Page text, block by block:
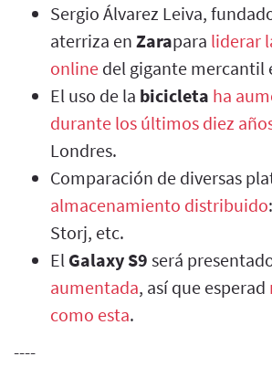
Sergio Álvarez Leiva,
aterriza en Zarapara liderar
online del gigante mercantil
El uso de la bicicleta ha
durante los últimos diez
Londres.
Comparación de diversas
almacenamiento distribuido
Storj, etc.
El Galaxy S9 será
aumentada, así que esperad
como esta.
----